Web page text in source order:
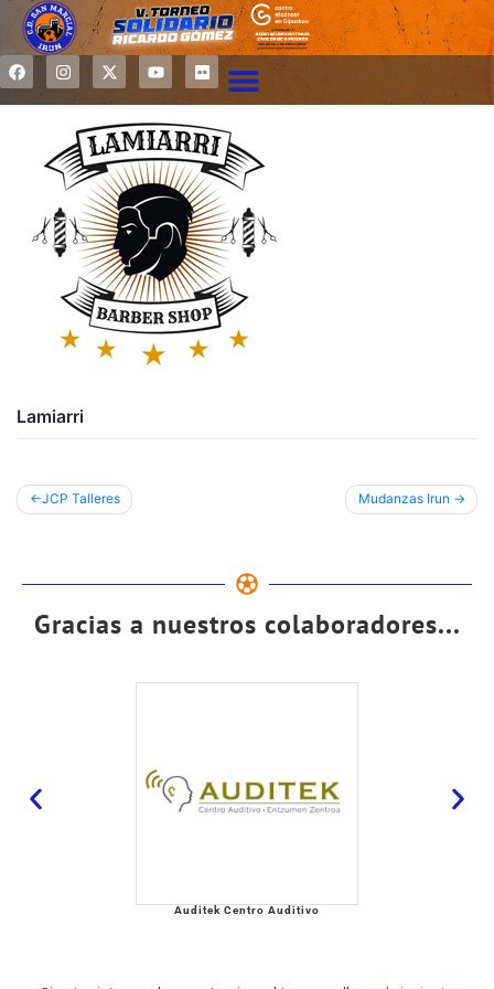
Lamiarri
JCP Talleres Mudanzas Irun
Gracias a nuestros colaboradores...
Auditek Centro Auditivo